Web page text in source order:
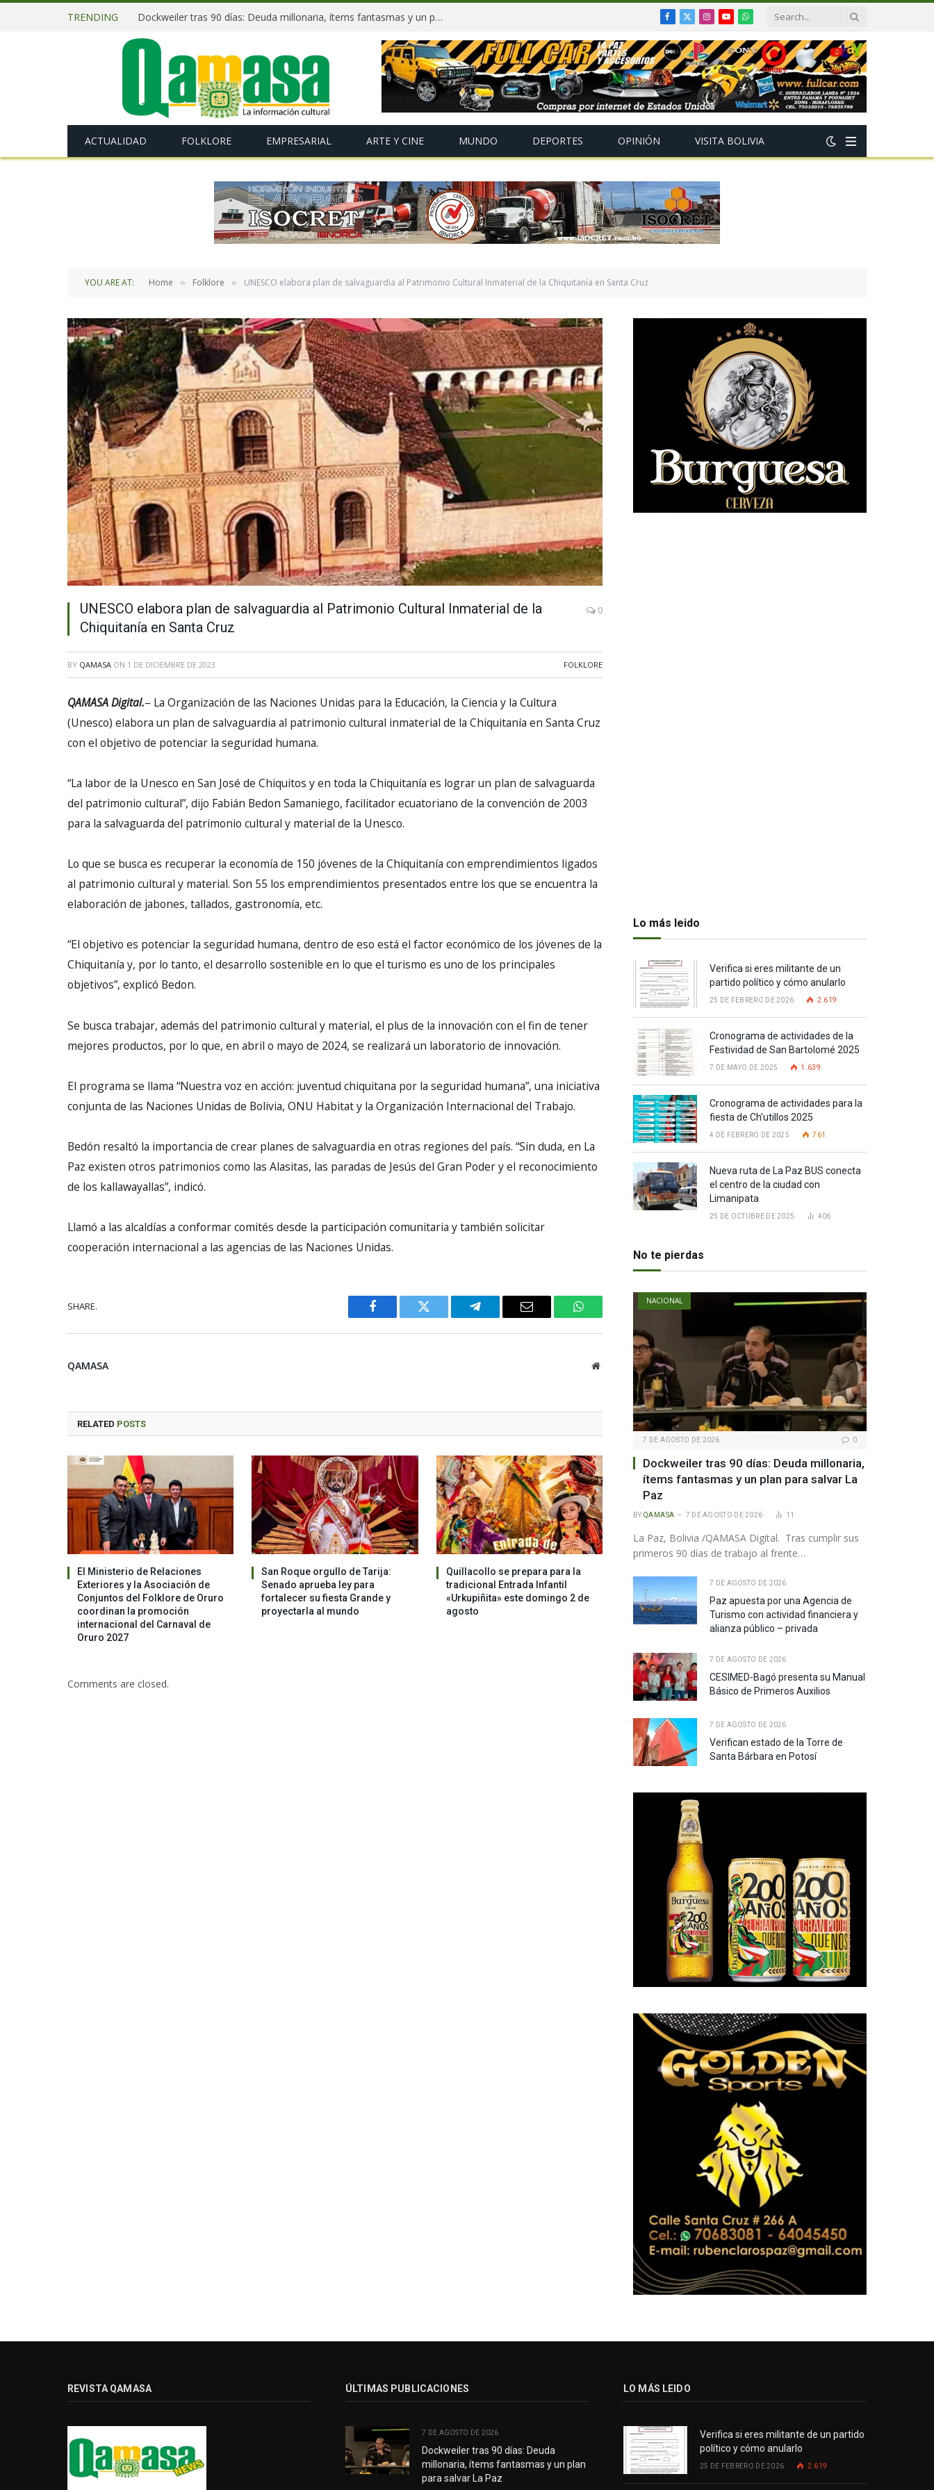
TRENDING Dockweiler tras 90 días: Deuda millonaria, ítems fantasmas y un plan para salvar La Paz Facebook
X
(Twitter)
Instagram
YouTubeWhatsApp
ACTUALIDAD FOLKLORE EMPRESARIAL ARTE Y CINE MUNDO DEPORTES OPINIÓN VISITA BOLIVIA
YOU ARE AT: Home » Folklore » UNESCO elabora plan de salvaguardia al Patrimonio Cultural Inmaterial de la Chiquitanía en Santa Cruz
UNESCO elabora plan de salvaguardia al Patrimonio Cultural Inmaterial de la
Chiquitanía en Santa Cruz
0
BY QAMASA ON 1 DE DICIEMBRE DE 2023 FOLKLORE
QAMASA Digital.– La Organización de las Naciones Unidas para la Educación, la Ciencia y la Cultura
(Unesco) elabora un plan de salvaguardia al patrimonio cultural inmaterial de la Chiquitanía en Santa Cruz
con el objetivo de potenciar la seguridad humana.
“La labor de la Unesco en San José de Chiquitos y en toda la Chiquitanía es lograr un plan de salvaguarda
del patrimonio cultural”, dijo Fabián Bedon Samaniego, facilitador ecuatoriano de la convención de 2003
para la salvaguarda del patrimonio cultural y material de la Unesco.
Lo que se busca es recuperar la economía de 150 jóvenes de la Chiquitanía con emprendimientos ligados
al patrimonio cultural y material. Son 55 los emprendimientos presentados entre los que se encuentra la
elaboración de jabones, tallados, gastronomía, etc.
“El objetivo es potenciar la seguridad humana, dentro de eso está el factor económico de los jóvenes de la
Chiquitanía y, por lo tanto, el desarrollo sostenible en lo que el turismo es uno de los principales
objetivos”, explicó Bedon.
Se busca trabajar, además del patrimonio cultural y material, el plus de la innovación con el fin de tener
mejores productos, por lo que, en abril o mayo de 2024, se realizará un laboratorio de innovación.
El programa se llama “Nuestra voz en acción: juventud chiquitana por la seguridad humana”, una iniciativa
conjunta de las Naciones Unidas de Bolivia, ONU Habitat y la Organización Internacional del Trabajo.
Bedón resaltó la importancia de crear planes de salvaguardia en otras regiones del país. “Sin duda, en La
Paz existen otros patrimonios como las Alasitas, las paradas de Jesús del Gran Poder y el reconocimiento
de los kallawayallas”, indicó.
Llamó a las alcaldías a conformar comités desde la participación comunitaria y también solicitar
cooperación internacional a las agencias de las Naciones Unidas.
SHARE.
Facebook Twitter Telegram Email WhatsApp
QAMASA Website
RELATED POSTS
El Ministerio de Relaciones
Exteriores y la Asociación de
Conjuntos del Folklore de Oruro
coordinan la promoción
internacional del Carnaval de
Oruro 2027
San Roque orgullo de Tarija:
Senado aprueba ley para
fortalecer su fiesta Grande y
proyectarla al mundo
Quillacollo se prepara para la
tradicional Entrada Infantil
«Urkupiñita» este domingo 2 de
agosto
Comments are closed.
Lo más leido
Verifica si eres militante de un
partido político y cómo anularlo
25 DE FEBRERO DE 2026 2.619
Cronograma de actividades de la
Festividad de San Bartolomé 2025
7 DE MAYO DE 2025 1.639
Cronograma de actividades para la
fiesta de Ch’utillos 2025
4 DE FEBRERO DE 2025 761
Nueva ruta de La Paz BUS conecta
el centro de la ciudad con
Limanipata
25 DE OCTUBRE DE 2025 406
No te pierdas
NACIONAL
7 DE AGOSTO DE 2026 0
Dockweiler tras 90 días: Deuda millonaria,
ítems fantasmas y un plan para salvar La
Paz
BY QAMASA 7 DE AGOSTO DE 2026 11
La Paz, Bolivia /QAMASA Digital. Tras cumplir sus
primeros 90 días de trabajo al frente…
7 DE AGOSTO DE 2026
Paz apuesta por una Agencia de
Turismo con actividad financiera y
alianza público – privada
7 DE AGOSTO DE 2026
CESIMED-Bagó presenta su Manual
Básico de Primeros Auxilios
7 DE AGOSTO DE 2026
Verifican estado de la Torre de
Santa Bárbara en Potosí
REVISTA QAMASA ÚLTIMAS PUBLICACIONES
7 DE AGOSTO DE 2026
Dockweiler tras 90 días: Deuda
millonaria, ítems fantasmas y un plan
para salvar La Paz
LO MÁS LEIDO
Verifica si eres militante de un partido
político y cómo anularlo
25 DE FEBRERO DE 2026 2.619